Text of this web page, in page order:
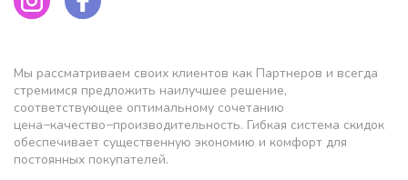
Мы рассматриваем своих клиентов как Партнеров и всегда
стремимся предложить наилучшее решение,
соответствующее оптимальному сочетанию
цена−качество−производительность. Гибкая система скидок
обеспечивает существенную экономию и комфорт для
постоянных покупателей.